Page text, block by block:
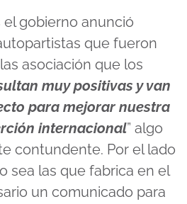
gobierno anunció
que fueron
asociación que los
muy positivas y van
para mejorar nuestra
internacional” algo
contundente. Por el lado
sea las que fabrica en el
un comunicado para